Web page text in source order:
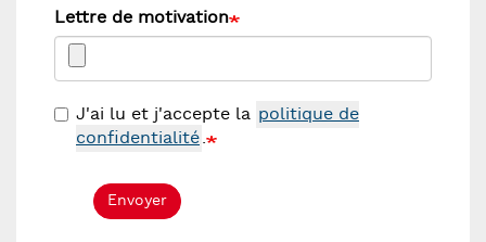
Lettre de motivation
J'ai lu et j'accepte la politique de
confidentialité.
Envoyer